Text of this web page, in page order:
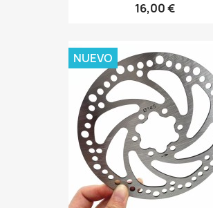
16,00 €
NUEVO